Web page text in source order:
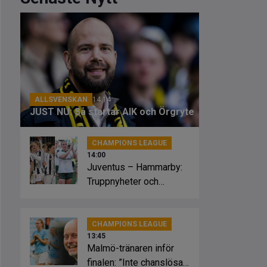
ALLSVENSKAN 14:14
JUST NU: Så startar AIK och Örgryte
CHAMPIONS LEAGUE
14:00
Juventus – Hammarby:
Truppnyheter och
CHAMPIONS LEAGUE
13:45
Malmö-tränaren inför
finalen: ”Inte chanslösa